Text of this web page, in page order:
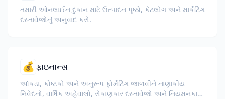
તમારી ઓનલાઈન દુકાન માટે ઉત્પાદન પૃષ્ઠો, કેટલોગ અને માર્કેટિંગ
દસ્તાવેજોનું અનુવાદ કરો.
💰 ફાઇનાન્સ
આંકડા, કોષ્ટકો અને અનુરૂપ ફોર્મેટિંગ જાળવીને નાણાકીય
નિવેદનો, વાર્ષિક અહેવાલો, રોકાણકાર દસ્તાવેજો અને નિયમનકારી